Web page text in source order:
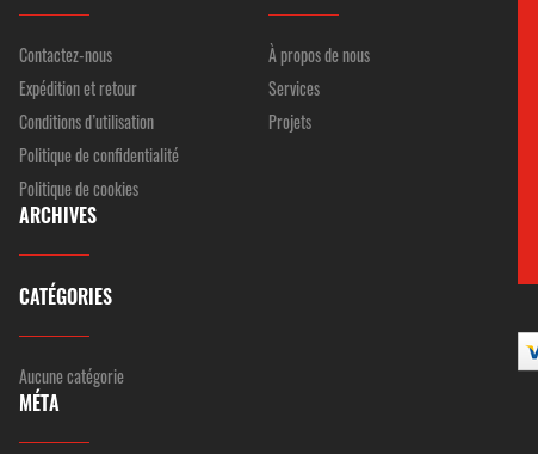
Contactez-nous
Expédition et retour
Conditions d’utilisation
Politique de confidentialité
Politique de cookies
ARCHIVES
CATÉGORIES
Aucune catégorie
MÉTA
À propos de nous
Services
Projets